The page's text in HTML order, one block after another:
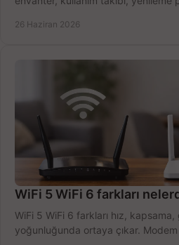
26 Haziran 2026
WiFi 5 WiFi 6 farkları
WiFi 5 WiFi 6 farkları hız,
yoğunluğunda ortaya çıkar.